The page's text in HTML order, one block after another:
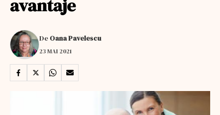
avantaje
De Oana Pavelescu
23 MAI 2021